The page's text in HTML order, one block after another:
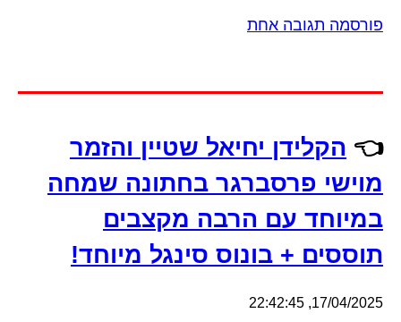
פורסמה תגובה אחת
👈 הקלידן יחיאל שטיין והזמר
מוישי פרסברגר בחתונה שמחה
במיוחד עם הרבה מקצבים
תוססים + בונוס סינגל מיוחד!
17/04/2025, 22:42:45